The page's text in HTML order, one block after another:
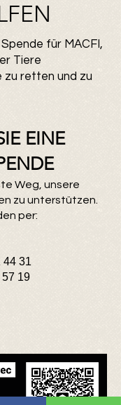
für MACFI,
Tiere
zu retten und zu
EINE
Weg, unsere
zu unterstützen.
per:
44 31
19